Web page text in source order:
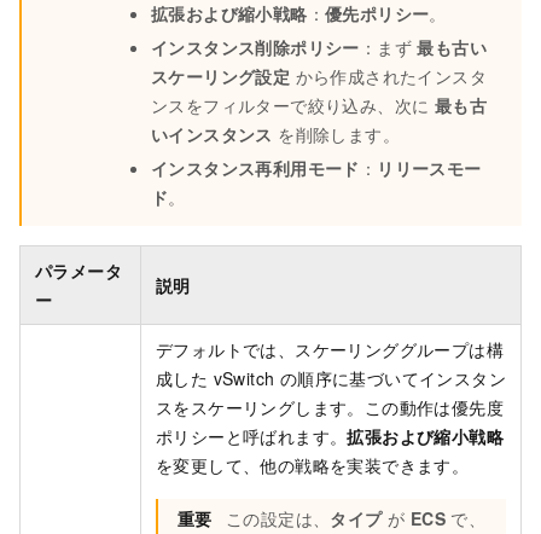
拡張および縮小戦略 ：優先ポリシー。
インスタンス削除ポリシー ：まず最も古い
スケーリング設定 から作成されたインスタ
ンスをフィルターで絞り込み、次に 最も古
いインスタンス を削除します。
インスタンス再利用モード ： リリースモー
ド。
パラメータ
ー
説明
デフォルトでは、スケーリンググループは構
成した vSwitch の順序に基づいてインスタン
スをスケーリングします。この動作は優先度
ポリシーと呼ばれます。拡張および縮小戦略
を変更して、他の戦略を実装できます。
重要 この設定は、 タイプが ECS で、